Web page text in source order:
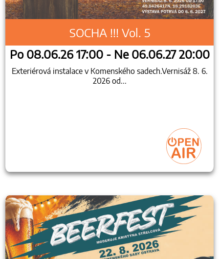
SOCHA !!! Vol. 5
Po 08.06.26 17:00 - Ne 06.06.27 20:00
Exteriérová instalace v Komenského sadech.Vernisáž 8. 6.
2026 od...